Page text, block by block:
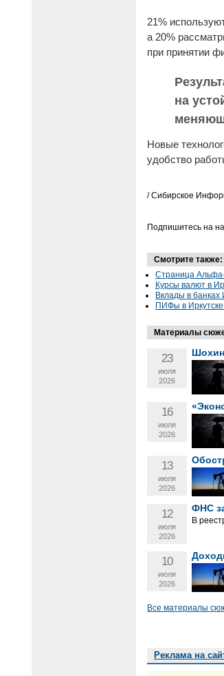
21%
а 20%
при принятии
на
Новые
удобство
/ Сибирское
Подпишитесь на
Смотрите также:
Страница
Курсы валют в
Вклады в банках
ПИФы в
Материалы
23
июля
2026
16
июля
2026
13
июля
2026
12
июля
2026
ФНС
В
10
июля
2026
Все материалы
Реклама на